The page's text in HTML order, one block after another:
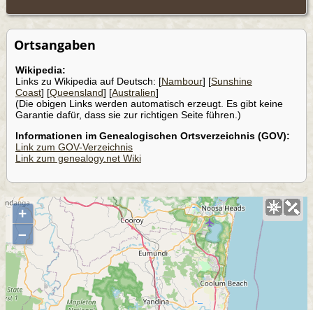
Ortsangaben
Wikipedia:
Links zu Wikipedia auf Deutsch: [Nambour] [Sunshine
Coast] [Queensland] [Australien]
(Die obigen Links werden automatisch erzeugt. Es gibt keine
Garantie dafür, dass sie zur richtigen Seite führen.)
Informationen im Genealogischen Ortsverzeichnis (GOV):
Link zum GOV-Verzeichnis
Link zum genealogy.net Wiki
+
–